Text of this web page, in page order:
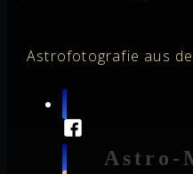
Astrofotografie aus
Astro-